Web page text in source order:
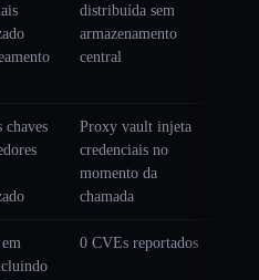
distribuída sem
armazenamento
central
chaves
Proxy vault injeta
credenciais no
momento da
chamada
0 CVEs reportados